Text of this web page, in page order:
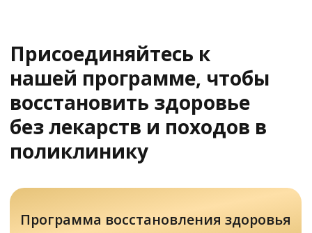
У Вас остались вопросы?
Хотите проконсультироваться
с нашим специалистом?
Задать вопрос
Напишите нам в службу заботы